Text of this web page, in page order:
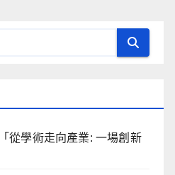
從學術走向產業: ⼀場創新